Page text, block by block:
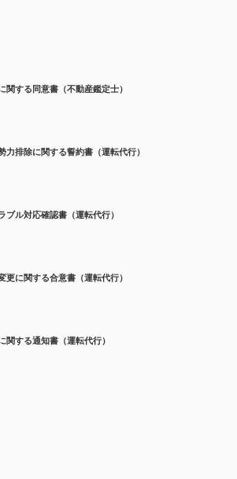
関する同意書（不動産鑑定士）
力排除に関する誓約書（運転代行）
ブル対応確認書（運転代行）
更に関する合意書（運転代行）
関する通知書（運転代行）